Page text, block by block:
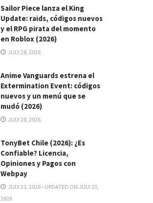
Sailor Piece lanza el King
Update: raids, códigos nuevos
y el RPG pirata del momento
en Roblox (2026)
JULY 28, 2026
Anime Vanguards estrena el
Extermination Event: códigos
nuevos y un menú que se
mudó (2026)
JULY 28, 2026
TonyBet Chile (2026): ¿Es
Confiable? Licencia,
Opiniones y Pagos con
Webpay
JULY 21, 2026 - UPDATED ON JULY 23,
2026